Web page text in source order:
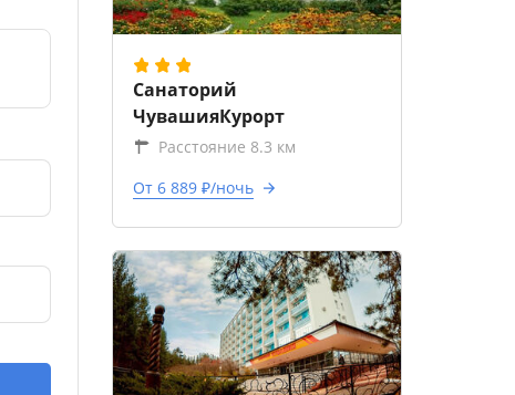
Санаторий
ЧувашияКурорт
Расстояние 8.3 км
От 6 889 ₽/ночь